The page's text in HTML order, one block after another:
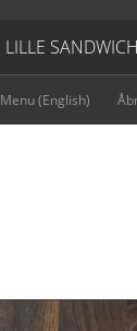
LILLE SANDWICH
Menu (English)